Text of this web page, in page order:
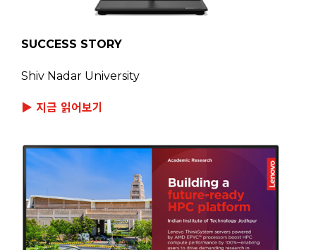
SUCCESS STORY
Shiv Nadar University
▶ 지금 읽어보기